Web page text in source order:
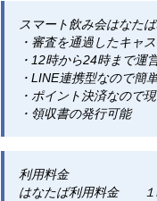
スマート飲み会はなた
・審査を通過したキャ
・12時から24時まで運
・LINE連携型なので簡
・ポイント決済なので
・領収書の発行可能
利用料金
はなたば利用料金 １